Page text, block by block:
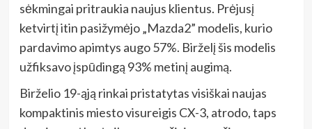
sėkmingai pritraukia naujus klientus. Prėjusį
ketvirtį itin pasižymėjo „Mazda2” modelis, kurio
pardavimo apimtys augo 57%. Birželį šis modelis
užfiksavo įspūdingą 93% metinį augimą.
Birželio 19-ąją rinkai pristatytas visiškai naujas
kompaktinis miesto visureigis CX-3, atrodo, taps